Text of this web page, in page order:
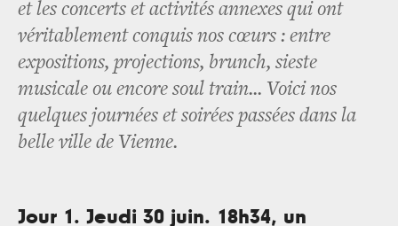
et les concerts et activités annexes qui ont
véritablement conquis nos cœurs : entre
expositions, projections, brunch, sieste
musicale ou encore soul train... Voici nos
quelques journées et soirées passées dans la
belle ville de Vienne.
Jour 1. Jeudi 30 juin. 18h34, un